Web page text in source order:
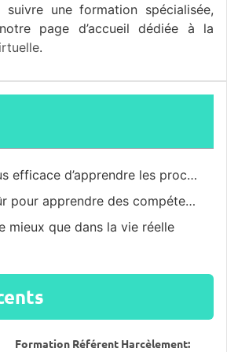
une formation spécialisée,
page d’accueil dédiée à la
.
Un moyen plus efficace d’apprendre les procédures
Un endroit sûr pour apprendre des compétences non techniques
mieux que dans la vie réelle
Formation Référent Harcèlement: